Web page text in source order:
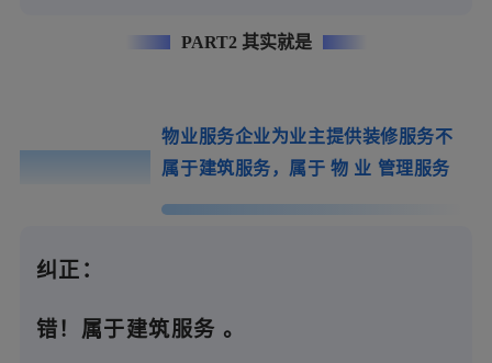
PART2 其实就是
物业服务企业为业主提供装修服务不
属于建筑服务，属于物 业 管理服务
纠正：
错！属于建筑服务 。